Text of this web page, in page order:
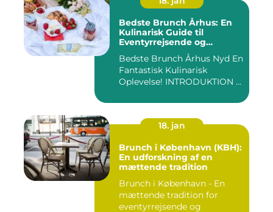
Bedste Brunch Århus: En
Kulinarisk Guide til
Eventyrrejsende og
Bedste Brunch Århus Nyd En
Fantastisk Kulinarisk
Oplevelse! INTRODUKTION ...
18. jan
Brunch i København (KBH):
En udforskning af en
mættende tradition
Brunch i København - En
mættende tradition for
eventyrrejsende og